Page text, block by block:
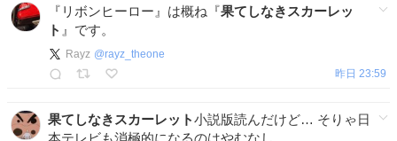
『リボンヒーロー』は概ね『果てしなきスカーレッ
ト 』です。
Rayz @rayz_theone
昨日 23:59
果てしなきスカーレット小説版読んだけど… そりゃ日
本テレビも消極的になるのはやむなし